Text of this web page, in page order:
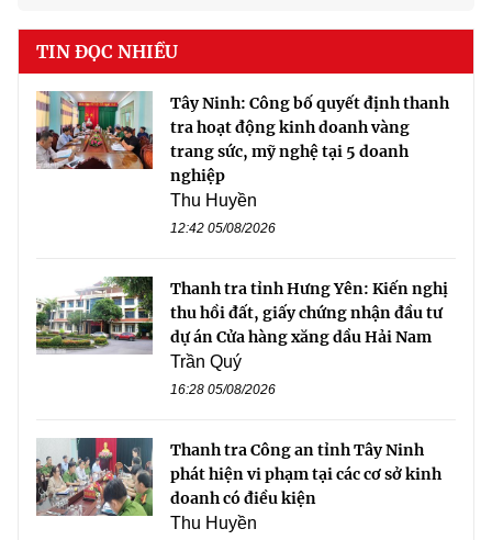
TIN ĐỌC NHIỀU
Tây Ninh: Công bố quyết định thanh
tra hoạt động kinh doanh vàng
trang sức, mỹ nghệ tại 5 doanh
nghiệp
Thu Huyền
12:42 05/08/2026
Thanh tra tỉnh Hưng Yên: Kiến nghị
thu hồi đất, giấy chứng nhận đầu tư
dự án Cửa hàng xăng dầu Hải Nam
Trần Quý
16:28 05/08/2026
Thanh tra Công an tỉnh Tây Ninh
phát hiện vi phạm tại các cơ sở kinh
doanh có điều kiện
Thu Huyền